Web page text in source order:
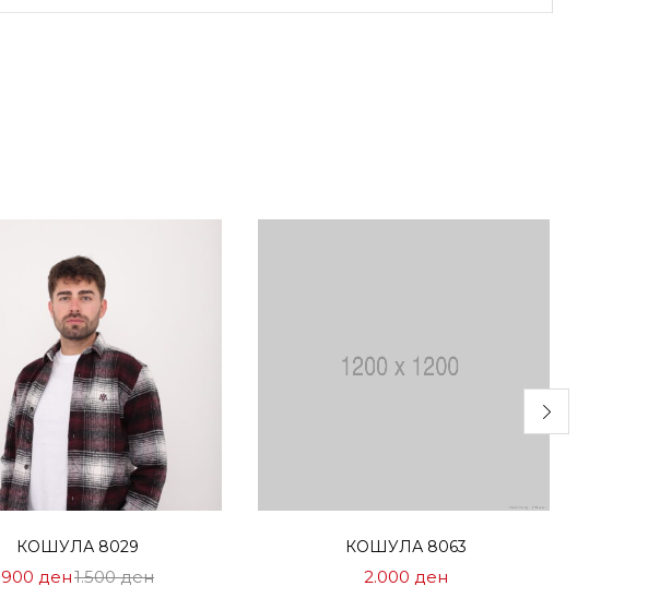
КОШУЛА 8029
900 денЦена
1.500денНормална
КОШУЛА 8063
2.000 ден